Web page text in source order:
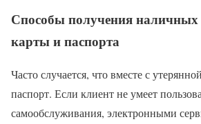
Способы получения наличных
карты и паспорта
Часто случается, что вместе с
паспорт. Если клиент не умеет
самообслуживания, электронными